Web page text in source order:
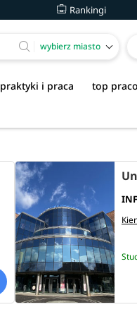
Rankingi
wybierz miasto
praktyki i praca top